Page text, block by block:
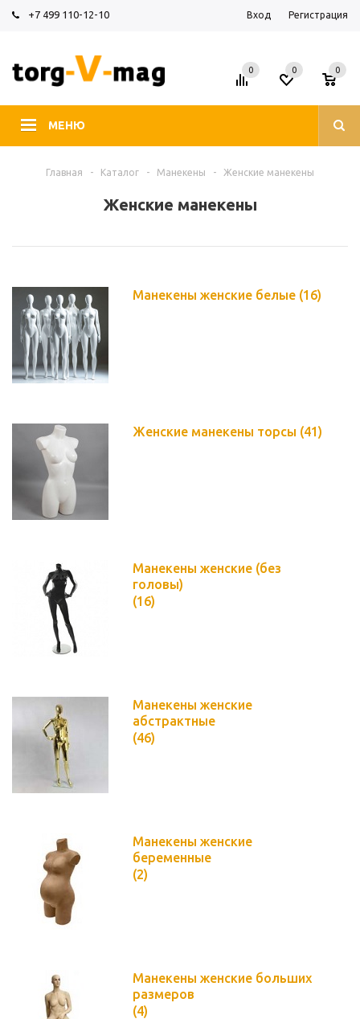
+7 499 110-12-10 Вход Регистрация
МЕНЮ
0 0
0
Главная - Каталог - Манекены - Женские манекены
Женские манекены
Манекены женские белые (16)
Женские манекены торсы (41)
Манекены женские (без
головы)
(16)
Манекены женские
абстрактные
(46)
Манекены женские
беременные
(2)
Манекены женские больших
размеров
(4)